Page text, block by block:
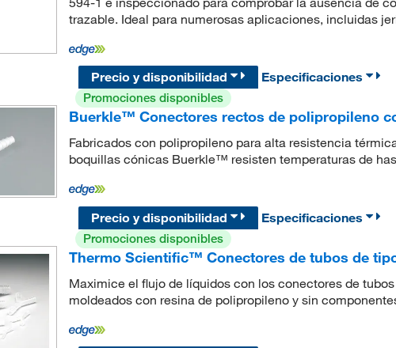
trazable. Ideal para numerosas aplicaciones, incluidas
Precio y disponibilidad
Especificaciones
Promociones disponibles
Buerkle™ Conectores rectos de polipropileno
Fabricados con polipropileno para alta resistencia
boquillas cónicas Buerkle™ resisten temperaturas de
Precio y disponibilidad
Especificaciones
Promociones disponibles
Thermo Scientific™ Conectores de tubos de
Maximice el flujo de líquidos con los conectores de
moldeados con resina de polipropileno y sin